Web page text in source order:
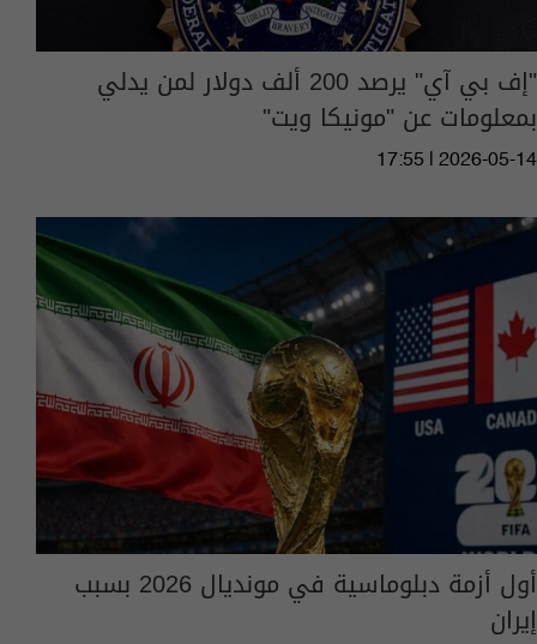
"إف بي آي" يرصد 200 ألف دولار لمن يدلي
بمعلومات عن "مونيكا ويت"
17:55 | 2026-05-14
أول أزمة دبلوماسية في مونديال 2026 بسبب
إيران